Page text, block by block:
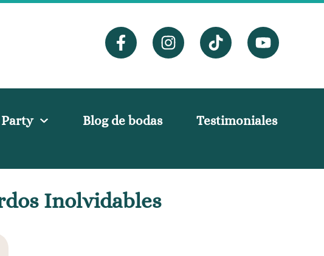
Blog de bodas
Testimoniales
Inolvidables